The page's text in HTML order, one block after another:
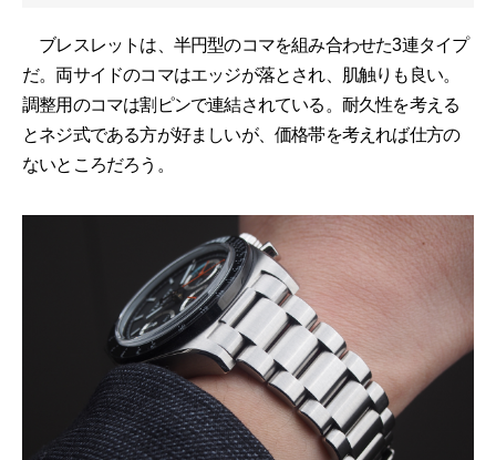
ブレスレットは、半円型のコマを組み合わせた3連タイプ
だ。両サイドのコマはエッジが落とされ、肌触りも良い。
調整用のコマは割ピンで連結されている。耐久性を考える
とネジ式である方が好ましいが、価格帯を考えれば仕方の
ないところだろう。